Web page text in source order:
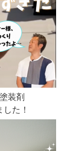
装剤
た！